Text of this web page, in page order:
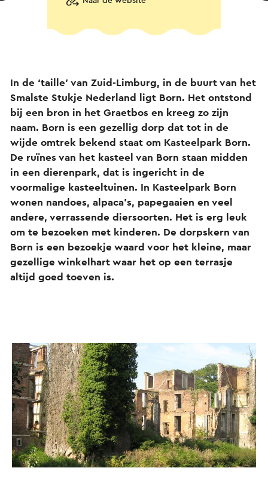
In de ‘taille’ van Zuid-Limburg, in de buurt van het
Smalste Stukje Nederland ligt Born. Het ontstond
bij een bron in het Graetbos en kreeg zo zijn
naam. Born is een gezellig dorp dat tot in de
wijde omtrek bekend staat om Kasteelpark Born.
De ruïnes van het kasteel van Born staan midden
in een dierenpark, dat is ingericht in de
voormalige kasteeltuinen. In Kasteelpark Born
wonen nandoes, alpaca’s, papegaaien en veel
andere, verrassende diersoorten. Het is erg leuk
om te bezoeken met kinderen. De dorpskern van
Born is een bezoekje waard voor het kleine, maar
gezellige winkelhart waar het op een terrasje
altijd goed toeven is.